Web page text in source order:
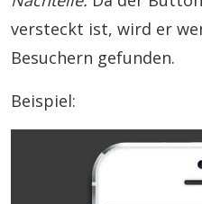
versteckt ist, wird er
Besuchern gefunden.
Beispiel: